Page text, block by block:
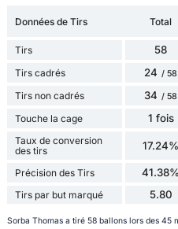
Données de Tirs Total
Tirs 58
Tirs cadrés 24 / 58
Tirs non cadrés 34 / 58
Touche la cage 1 fois
Taux de conversion
des tirs
17.24%
Précision des Tirs 41.38%
Tirs par but marqué 5.80
Sorba Thomas a tiré 58 ballons lors des 45